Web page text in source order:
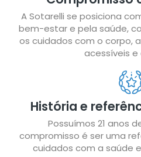
A Sotarelli se posiciona
bem-estar e pela saúde,
os cuidados com o corpo,
acessíveis
História e
Possuímos 21 anos
compromisso é ser uma
cuidados com a saúde